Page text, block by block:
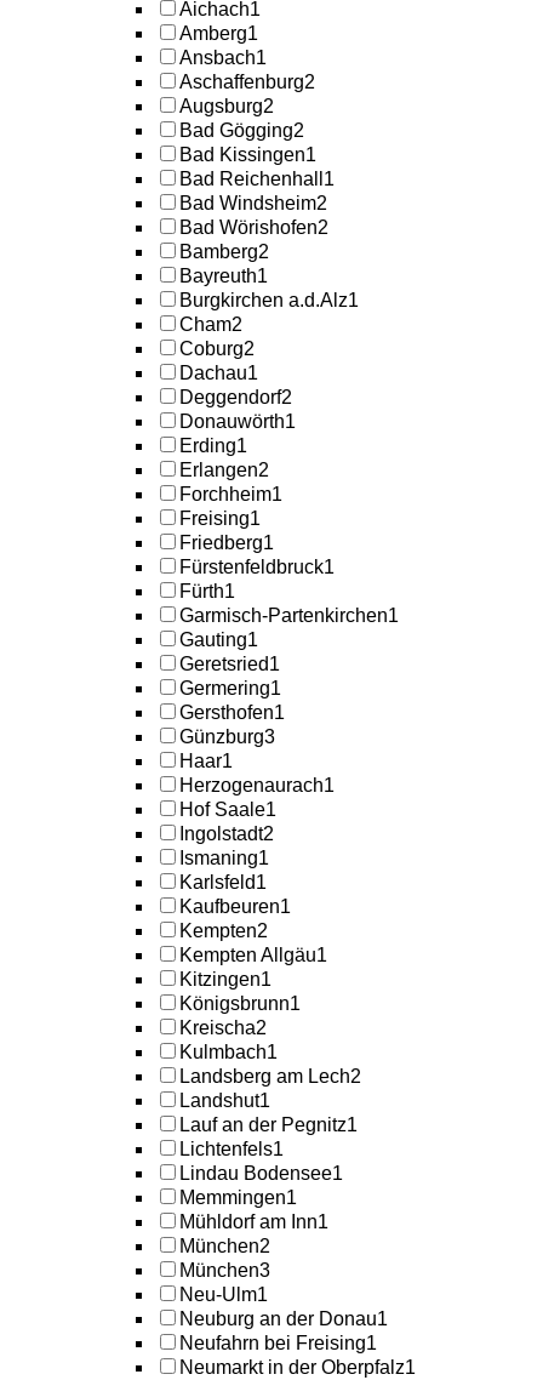
Aichach1
Amberg1
Ansbach1
Aschaffenburg2
Augsburg2
Bad Gögging2
Bad Kissingen1
Bad Reichenhall 1
Bad Windsheim2
Bad Wörishofen2
Bamberg2
Bayreuth1
Burgkirchen a.d.Alz1
Cham2
Coburg2
Dachau1
Deggendorf2
Donauwörth1
Erding1
Erlangen2
Forchheim1
Freising1
Friedberg1
Fürstenfeldbruck1
Fürth1
Garmisch-Partenkirchen1
Gauting1
Geretsried1
Germering1
Gersthofen1
Günzburg3
Haar1
Herzogenaurach1
Hof Saale1
Ingolstadt2
Ismaning1
Karlsfeld1
Kaufbeuren1
Kempten2
Kempten Allgäu1
Kitzingen1
Königsbrunn1
Kreischa2
Kulmbach1
Landsberg am Lech2
Landshut1
Lauf an der Pegnitz1
Lichtenfels1
Lindau Bodensee1
Memmingen1
Mühldorf am Inn1
München2
München3
Neu-Ulm1
Neuburg an der Donau1
Neufahrn bei Freising1
Neumarkt in der Oberpfalz1